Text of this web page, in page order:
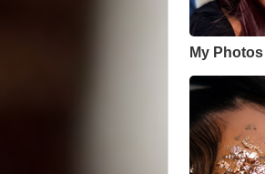
My Photos